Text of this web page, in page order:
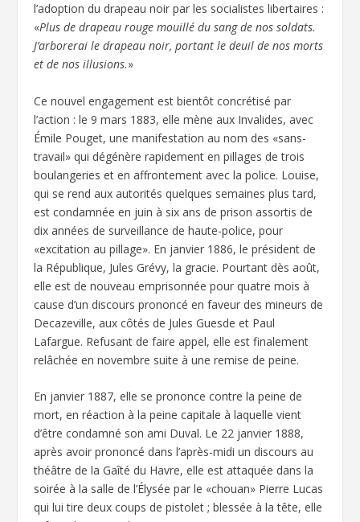
l’adoption du drapeau noir par les socialistes libertaires :
«Plus de drapeau rouge mouillé du sang de nos soldats.
J’arborerai le drapeau noir, portant le deuil de nos morts
et de nos illusions.»
Ce nouvel engagement est bientôt concrétisé par
l’action : le 9 mars 1883, elle mène aux Invalides, avec
Émile Pouget, une manifestation au nom des «sans-
travail» qui dégénère rapidement en pillages de trois
boulangeries et en affrontement avec la police. Louise,
qui se rend aux autorités quelques semaines plus tard,
est condamnée en juin à six ans de prison assortis de
dix années de surveillance de haute-police, pour
«excitation au pillage». En janvier 1886, le président de
la République, Jules Grévy, la gracie. Pourtant dès août,
elle est de nouveau emprisonnée pour quatre mois à
cause d’un discours prononcé en faveur des mineurs de
Decazeville, aux côtés de Jules Guesde et Paul
Lafargue. Refusant de faire appel, elle est finalement
relâchée en novembre suite à une remise de peine.
En janvier 1887, elle se prononce contre la peine de
mort, en réaction à la peine capitale à laquelle vient
d’être condamné son ami Duval. Le 22 janvier 1888,
après avoir prononcé dans l’après-midi un discours au
théâtre de la Gaîté du Havre, elle est attaquée dans la
soirée à la salle de l’Élysée par le «chouan» Pierre Lucas
qui lui tire deux coups de pistolet ; blessée à la tête, elle